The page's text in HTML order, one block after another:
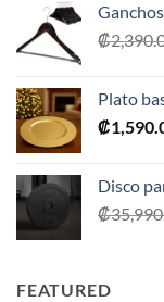
₡
Plato
₡
Disco
₡
FEATURED